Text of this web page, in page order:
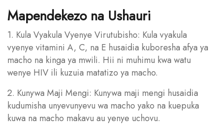
Mapendekezo na Ushauri
1. Kula Vyakula Vyenye Virutubisho: Kula vyakula
vyenye vitamini A, C, na E husaidia kuboresha afya ya
macho na kinga ya mwili. Hii ni muhimu kwa watu
wenye HIV ili kuzuia matatizo ya macho.
2. Kunywa Maji Mengi: Kunywa maji mengi husaidia
kudumisha unyevunyevu wa macho yako na kuepuka
kuwa na macho makavu au yenye uchovu.